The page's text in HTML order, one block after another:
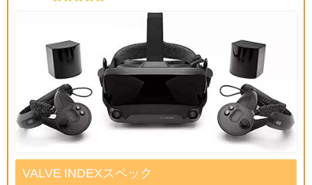
VALVE INDEXスペック